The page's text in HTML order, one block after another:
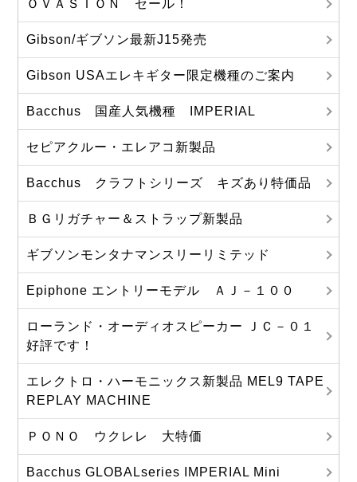
ＯＶＡＳＩＯＮ セール！
Gibson/ギブソン最新J15発売
Gibson USAエレキギター限定機種のご案内
Bacchus 国産人気機種 IMPERIAL
セピアクルー・エレアコ新製品
Bacchus クラフトシリーズ キズあり特価品
ＢＧリガチャー＆ストラップ新製品
ギブソンモンタナマンスリーリミテッド
Epiphone エントリーモデル ＡＪ－１００
ローランド・オーディオスピーカー ＪＣ－０１
好評です！
エレクトロ・ハーモニックス新製品 MEL9 TAPE
REPLAY MACHINE
ＰＯＮＯ ウクレレ 大特価
Bacchus GLOBALseries IMPERIAL Mini